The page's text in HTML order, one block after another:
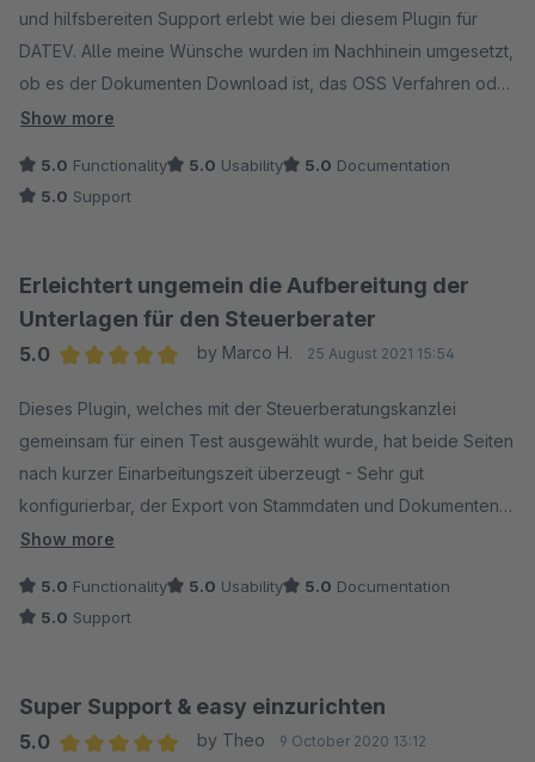
Anpassungsproblem an IWV vergeben, welches ebenfalls
sehr zu unserer Zufriedenheit behoben wurde.
Nach kurzer Wartezeit erhielten wir die Mitteilung, dass unser
Problem erkannt wurde und wie teurer der Aufwand wäre um
Auch hier waren wir wirklich absolut zufrieden. Nachdem wir
den Auftrag freigegeben haben, wurde die Anpassung
in Ordnung. Kurzum: Gute Erreichbarkeit, freundlicher und
kompetenter Kontakt, absolut empfehlenswert.
und hilfsbereiten Support erlebt wie bei diesem Plugin für
DATEV. Alle meine Wünsche wurden im Nachhinein umgesetzt,
ob es der Dokumenten Download ist, das OSS Verfahren oder
alle anderen Einstellmöglichkeiten. Man kann mit diesem
(ein anderes super Plugin von dem Entwickler) und anderes
exportieren und in DATEV laden, das ganze ist super
von mir wenn jemand ein Plugin für die DATEV Anbindung
sucht.
Show more
5.0 Functionality 5.0 Usability 5.0 Documentation
5.0 Support
Erleichtert ungemein die Aufbereitung der
Unterlagen für den Steuerberater
5.0
by Marco H. 25 August 2021 15:54
Dieses Plugin, welches mit der Steuerberatungskanzlei
gemeinsam für einen Test ausgewählt wurde, hat beide Seiten
nach kurzer Einarbeitungszeit überzeugt - Sehr gut
konfigurierbar, der Export von Stammdaten und Dokumenten
funktioniert schnell und tadellos - Klasse Sache, spart eine
Show more
5.0 Functionality 5.0 Usability 5.0 Documentation
5.0 Support
Super Support & easy einzurichten
5.0
by Theo 9 October 2020 13:12